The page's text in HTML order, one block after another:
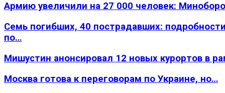
Армию увеличили на 27 000 человек:
Семь погибших, 40 пострадавших:
по…
Мишустин анонсировал 12 новых курортов в
Москва готова к переговорам по Украине, но…